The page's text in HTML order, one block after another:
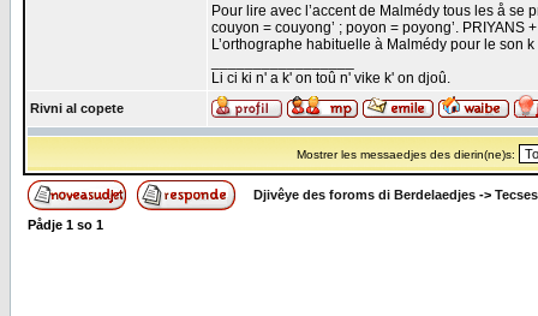
Pour lire avec l’accent de Malmédy tous les å
couyon = couyong’ ; poyon = poyong’.
L’orthographe habituelle à Malmédy pour le son
Li ci ki n' a k' on toû n' vike k' on djoû.
Rivni al copete
Mostrer les messaedjes des dierin(ne)s:
Djivêye des foroms di Berdelaedjes ->
Pådje 1 so 1